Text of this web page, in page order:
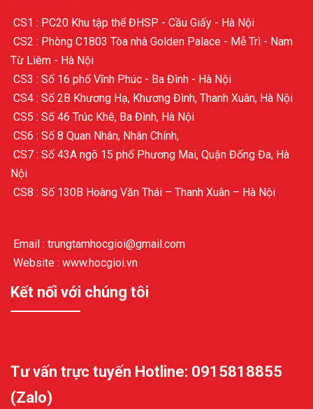
CS1 : PC20 Khu tập thể ĐHSP - Cầu Giấy - Hà Nội
CS2 : Phòng C1803 Tòa nhà Golden Palace - Mễ Trì - Nam
Từ Liêm - Hà Nội
CS3 : Số 16 phố Vĩnh Phúc - Ba Đình - Hà Nội
CS4 : Số 2B Khương Hạ, Khương Đình, Thanh Xuân, Hà Nội
CS5 : Số 46 Trúc Khê, Ba Đình, Hà Nội
CS6 : Số 8 Quan Nhân, Nhân Chính,
CS7 : Số 43A ngõ 15 phố Phương Mai, Quận Đống Đa, Hà
Nội
CS8 : Số 130B Hoàng Văn Thái – Thanh Xuân – Hà Nội
Email : trungtamhocgioi@gmail.com
Website : www.hocgioi.vn
Kết nối với chúng tôi
Tư vấn trực tuyến Hotline: 0915818855
(Zalo)